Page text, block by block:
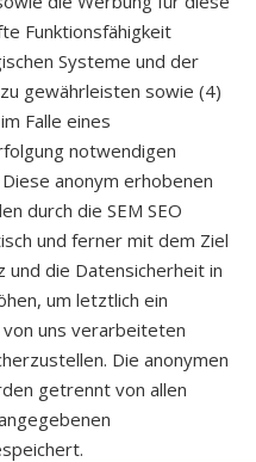
Funktionsfähigkeit
Systeme und der
gewährleisten sowie (4)
Falle eines
notwendigen
anonym erhobenen
durch die SEM SEO
und ferner mit dem Ziel
die Datensicherheit in
um letztlich ein
uns verarbeiteten
Die anonymen
getrennt von allen